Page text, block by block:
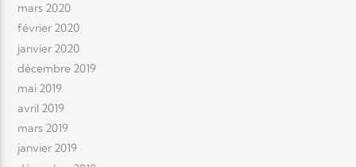
mars 2020
février 2020
janvier 2020
décembre 2019
mai 2019
avril 2019
mars 2019
janvier 2019